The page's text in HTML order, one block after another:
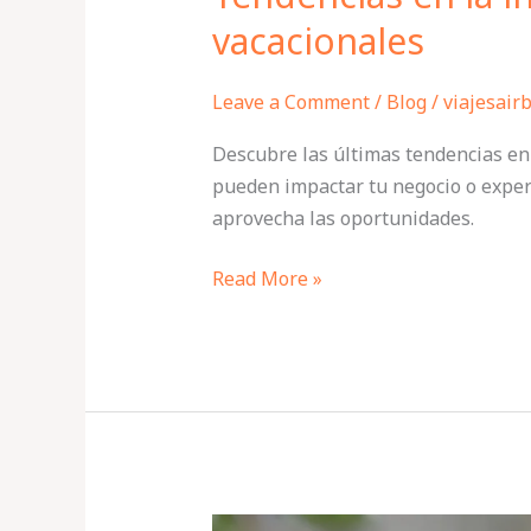
vacacionales
Leave a Comment/ Blog/
Descubre las últimas tendencias
pueden impactar tu negocio o
aprovecha las oportunidades.
Read More »